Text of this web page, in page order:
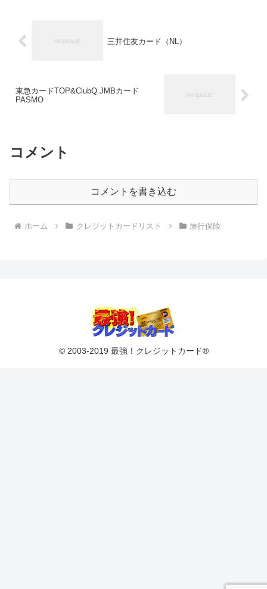
三井住友カード（NL）
東急カードTOP&ClubQ JMBカード
PASMO
コメント
コメントを書き込む
ホーム クレジットカードリスト 旅行保険
© 2003-2019 最強！クレジットカード®